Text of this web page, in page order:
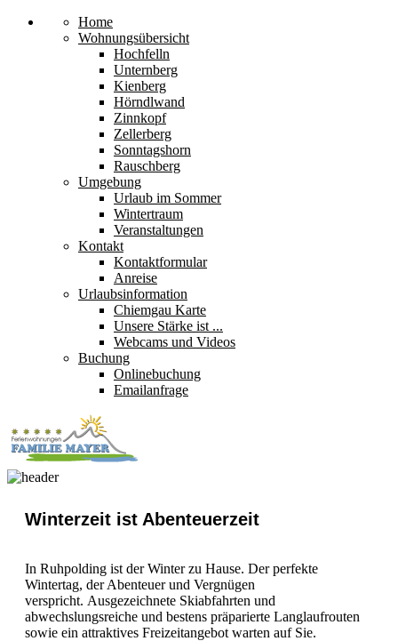
Home
Wohnungsübersicht
Hochfelln
Unternberg
Kienberg
Hörndlwand
Zinnkopf
Zellerberg
Sonntagshorn
Rauschberg
Umgebung
Urlaub im Sommer
Wintertraum
Veranstaltungen
Kontakt
Kontaktformular
Anreise
Urlaubsinformation
Chiemgau Karte
Unsere Stärke ist ...
Webcams und Videos
Buchung
Onlinebuchung
Emailanfrage
Winterzeit ist Abenteuerzeit
In Ruhpolding ist der Winter zu Hause. Der perfekte
Wintertag, der Abenteuer und Vergnügen
verspricht. Ausgezeichnete Skiabfahrten und
abwechslungsreiche und bestens präparierte Langlaufrouten
sowie ein attraktives Freizeitangebot warten auf Sie.